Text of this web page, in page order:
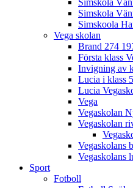
Simskola
Simskola
Simskoola
Vega skolan
Brand 274
Första klass
Invigning av
Lucia i klass
Lucia
Vega
Vegaskolan
Vegaskolan
Vegaskolans
Vegaskolans
Sport
Fotboll